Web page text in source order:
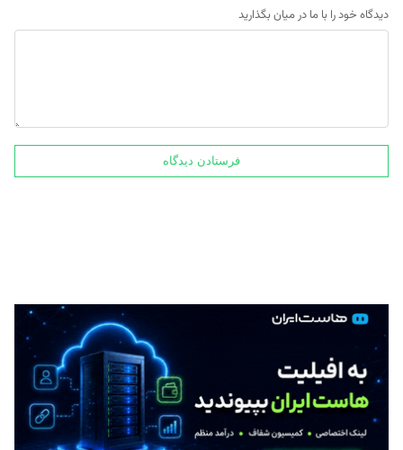
دیدگاه خود را با ما در میان بگذارید